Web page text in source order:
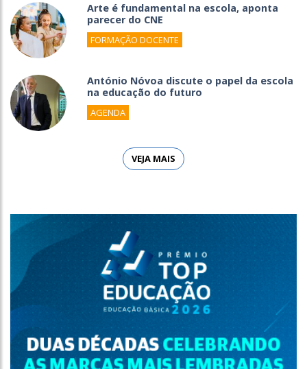
Arte é fundamental na escola, aponta
parecer do CNE
FORMAÇÃO DOCENTE
António Nóvoa discute o papel da escola
na educação do futuro
AGENDA
VEJA MAIS